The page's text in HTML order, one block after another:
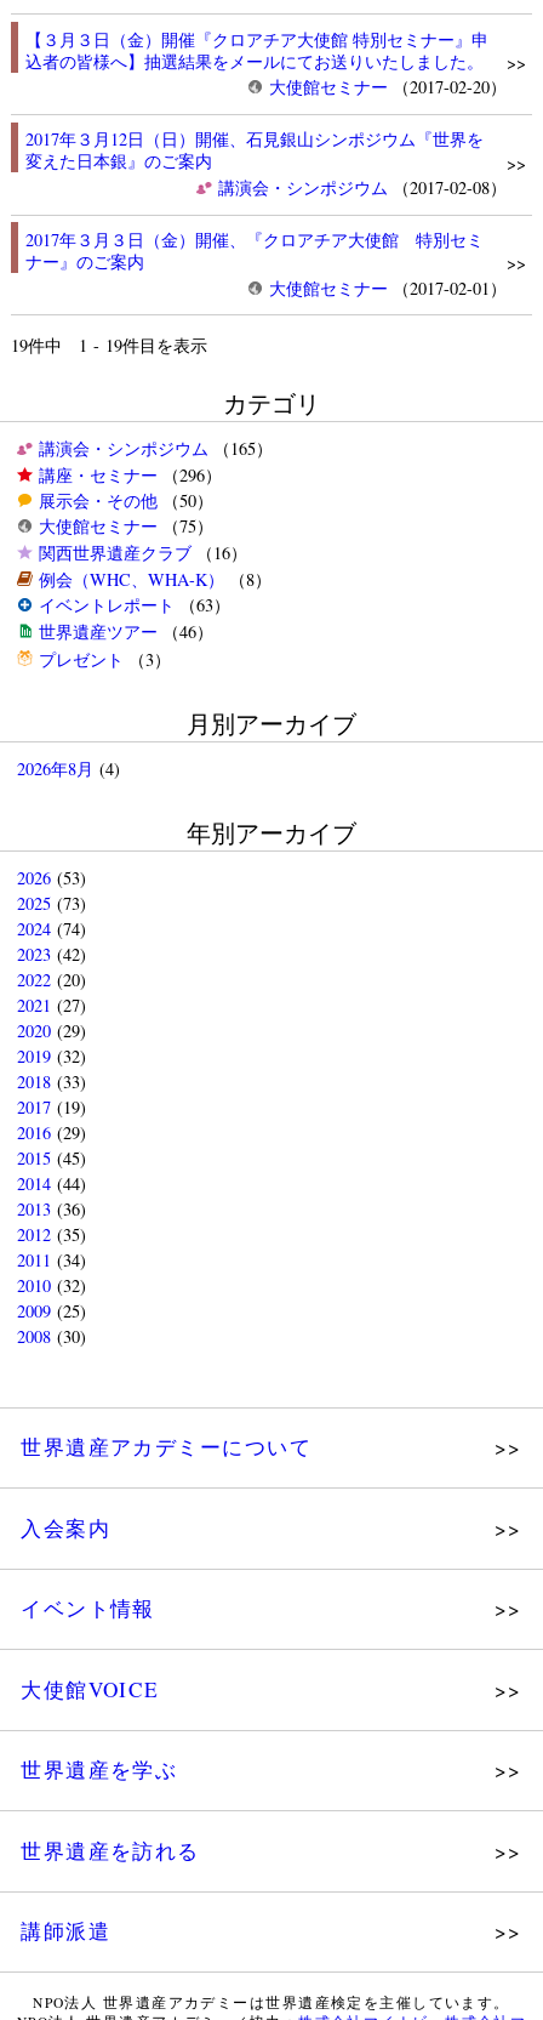
【３月３日（金）開催『クロアチア大使館 特別セミナー』申
込者の皆様へ】抽選結果をメールにてお送りいたしました。
大使館セミナー
（2017-02-20）
>>
2017年３月12日（日）開催、石見銀山シンポジウム『世界を
変えた日本銀』のご案内
講演会・シンポジウム
（2017-02-08）
>>
2017年３月３日（金）開催、『クロアチア大使館 特別セミ
ナー』のご案内
大使館セミナー
（2017-02-01）
>>
19件中 1 - 19件目を表示
カテゴリ
講演会・シンポジウム （165）
講座・セミナー （296）
展示会・その他（50）
大使館セミナー （75）
関西世界遺産クラブ（16）
例会（WHC、WHA-K）
（8）
イベントレポート
（63）
世界遺産ツアー （46）
プレゼント
（3）
月別アーカイブ
2026年8月 (4)
年別アーカイブ
2026(53)
2025(73)
2024(74)
2023(42)
2022(20)
2021 (27)
2020(29)
2019(32)
2018(33)
2017(19)
2016(29)
2015(45)
2014(44)
2013(36)
2012(35)
2011 (34)
2010(32)
2009(25)
2008(30)
世界遺産アカデミーについて
組織図・役員
法人会員・協賛団体／公認団体
入会案内
イベント情報
展示会
ツアー情報
大使館VOICE
世界遺産を学ぶ
世界遺産検定 公式HP
世界遺産を訪れる
講師派遣
WHA認定講師について
NPO法人 世界遺産アカデミーは世界遺産検定を主催しています。